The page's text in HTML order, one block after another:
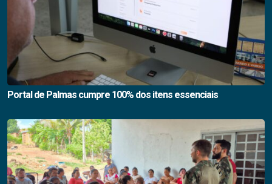
Portal de Palmas cumpre 100% dos itens essenciais